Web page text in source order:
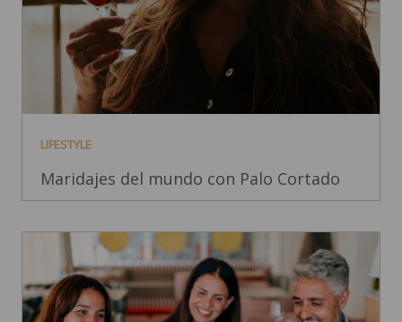
LIFESTYLE
Maridajes del mundo con Palo Cortado